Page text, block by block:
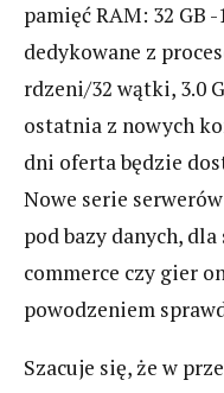
pamięć RAM: 32 GB
dedykowane z
rdzeni/32 wątki, 3.0
ostatnia z nowych
dni oferta będzie
Nowe serie
pod bazy danych,
commerce czy gier
powodzeniem
Szacuje się, że w